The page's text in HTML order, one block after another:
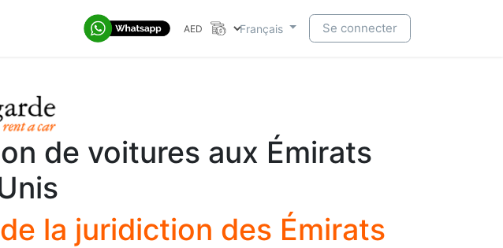
Français Se connecter
de voitures aux Émirats
la juridiction des Émirats